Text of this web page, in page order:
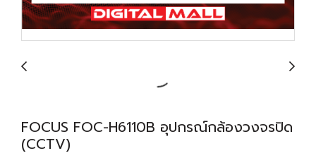
FOCUS FOC-H6110B อุปกรณ์กล้องวงจรปิด
(CCTV)